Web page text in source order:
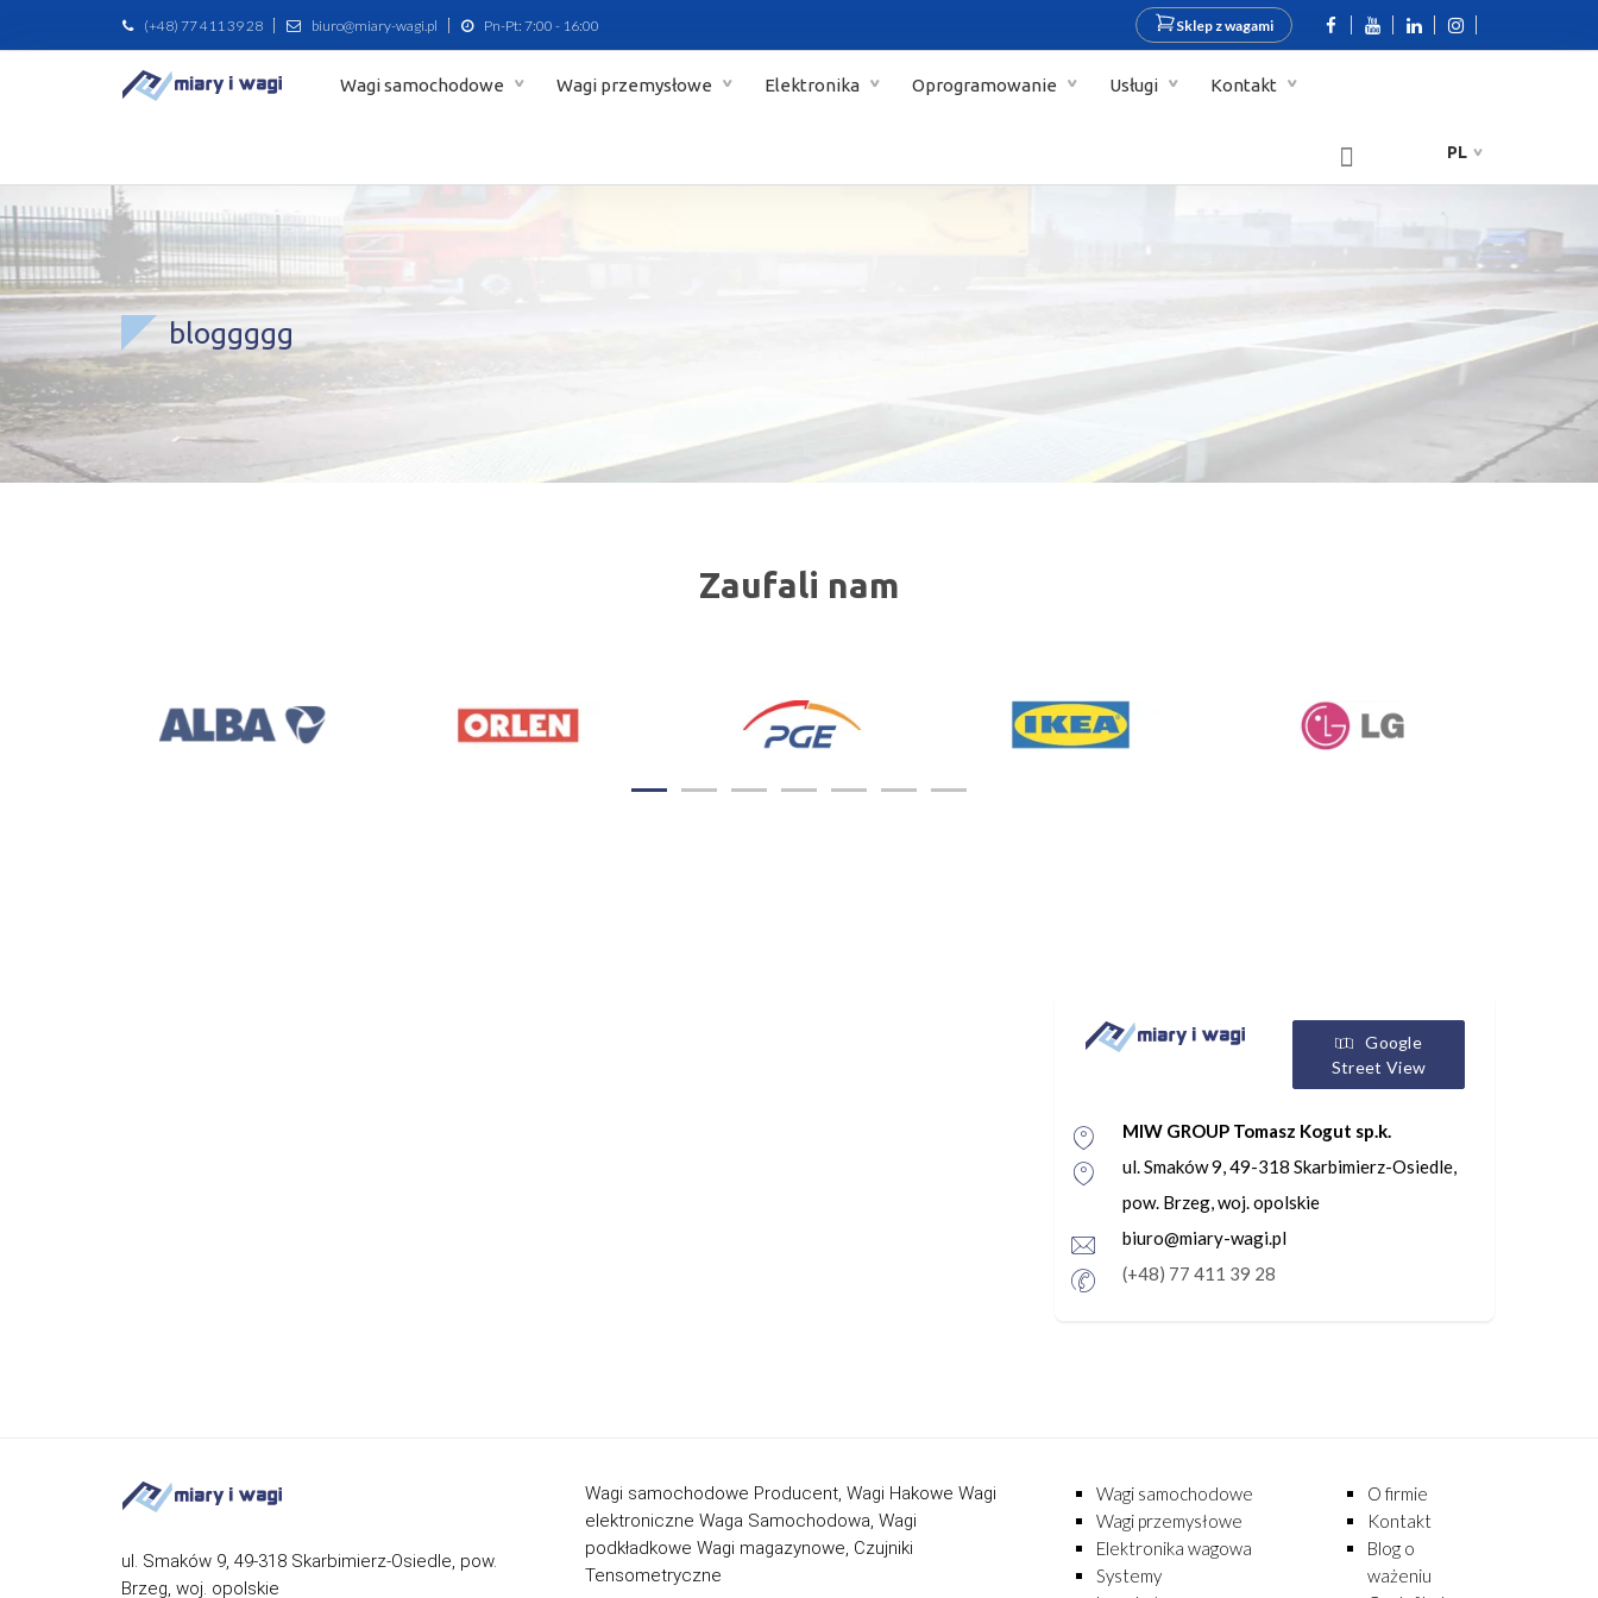
(+48) 77 411 39 28 biuro@miary-wagi.pl Pn-Pt: 7:00 - 16:00 Sklep z wagami
Wagi samochodowe Wagi przemysłowe Elektronika Oprogramowanie Usługi Kontakt
PL
bloggggg
Zaufali nam
Google
Street View
MIW GROUP Tomasz Kogut sp.k.
ul. Smaków 9, 49-318 Skarbimierz-Osiedle,
pow. Brzeg, woj. opolskie
biuro@miary-wagi.pl
(+48) 77 411 39 28
ul. Smaków 9, 49-318 Skarbimierz-Osiedle, pow.
Brzeg, woj. opolskie
Wagi samochodowe Producent, Wagi Hakowe Wagi
elektroniczne Waga Samochodowa, Wagi
podkładkowe Wagi magazynowe, Czujniki
Tensometryczne
Wagi samochodowe
Wagi przemysłowe
Elektronika wagowa
Systemy
O firmie
Kontakt
Blog o
ważeniu